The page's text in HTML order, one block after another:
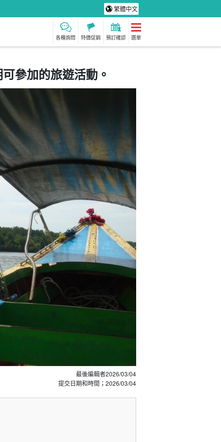
繁體中文
各種詢問 特價促銷 預訂確認 選單
參加的旅遊活動。
最後編輯者2026/03/04
提交日期和時間； 2026/03/04